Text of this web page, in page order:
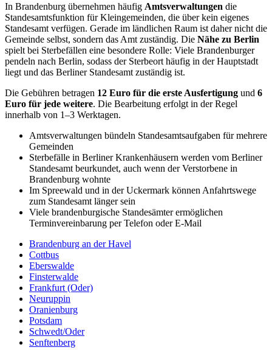
In Brandenburg übernehmen häufig Amtsverwaltungen die
Standesamtsfunktion für Kleingemeinden, die über kein eigenes
Standesamt verfügen. Gerade im ländlichen Raum ist daher nicht die
Gemeinde selbst, sondern das Amt zuständig. Die Nähe zu Berlin
spielt bei Sterbefällen eine besondere Rolle: Viele Brandenburger
pendeln nach Berlin, sodass der Sterbeort häufig in der Hauptstadt
liegt und das Berliner Standesamt zuständig ist.
Die Gebühren betragen 12 Euro für die erste Ausfertigung und 6
Euro für jede weitere. Die Bearbeitung erfolgt in der Regel
innerhalb von 1–3 Werktagen.
Amtsverwaltungen bündeln Standesamtsaufgaben für mehrere
Gemeinden
Sterbefälle in Berliner Krankenhäusern werden vom Berliner
Standesamt beurkundet, auch wenn der Verstorbene in
Brandenburg wohnte
Im Spreewald und in der Uckermark können Anfahrtswege
zum Standesamt länger sein
Viele brandenburgische Standesämter ermöglichen
Terminvereinbarung per Telefon oder E-Mail
Brandenburg an der Havel
Cottbus
Eberswalde
Finsterwalde
Frankfurt (Oder)
Neuruppin
Oranienburg
Potsdam
Schwedt/Oder
Senftenberg